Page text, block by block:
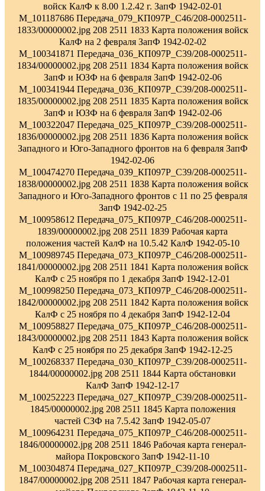
войск КалФ к 8.00 1.2.42 г. ЗапФ 1942-02-01
M_101187686 Передача_079_КП097Р_С46/208-0002511-
1833/00000002.jpg 208 2511 1833 Карта положения войск
КалФ на 2 февраля ЗапФ 1942-02-02
M_100341871 Передача_036_КП097Р_С39/208-0002511-
1834/00000002.jpg 208 2511 1834 Карта положения войск
ЗапФ и ЮЗФ на 6 февраля ЗапФ 1942-02-06
M_100341944 Передача_036_КП097Р_С39/208-0002511-
1835/00000002.jpg 208 2511 1835 Карта положения войск
ЗапФ и ЮЗФ на 6 февраля ЗапФ 1942-02-06
M_100322047 Передача_025_КП097Р_С39/208-0002511-
1836/00000002.jpg 208 2511 1836 Карта положения войск
Западного и Юго-Западного фронтов на 6 февраля ЗапФ
1942-02-06
M_100474270 Передача_039_КП097Р_С39/208-0002511-
1838/00000002.jpg 208 2511 1838 Карта положения войск
Западного и Юго-Западного фронтов с 11 по 25 февраля
ЗапФ 1942-02-25
M_100958612 Передача_075_КП097Р_С46/208-0002511-
1839/00000002.jpg 208 2511 1839 Рабочая карта
положения частей КалФ на 10.5.42 КалФ 1942-05-10
M_100989745 Передача_073_КП097Р_С46/208-0002511-
1841/00000002.jpg 208 2511 1841 Карта положения войск
КалФ с 25 ноября по 1 декабря ЗапФ 1942-12-01
M_100998250 Передача_073_КП097Р_С46/208-0002511-
1842/00000002.jpg 208 2511 1842 Карта положения войск
КалФ с 25 ноября по 4 декабря ЗапФ 1942-12-04
M_100958827 Передача_075_КП097Р_С46/208-0002511-
1843/00000002.jpg 208 2511 1843 Карта положения войск
КалФ с 25 ноября по 25 декабря ЗапФ 1942-12-25
M_100268337 Передача_030_КП097Р_С39/208-0002511-
1844/00000002.jpg 208 2511 1844 Карта обстановки
КалФ ЗапФ 1942-12-17
M_100252223 Передача_027_КП097Р_С39/208-0002511-
1845/00000002.jpg 208 2511 1845 Карта положения
частей СЗФ на 7.5.42 ЗапФ 1942-05-07
M_100964231 Передача_075_КП097Р_С46/208-0002511-
1846/00000002.jpg 208 2511 1846 Рабочая карта генерал-
майора Покровского ЗапФ 1942-11-10
M_100304874 Передача_027_КП097Р_С39/208-0002511-
1847/00000002.jpg 208 2511 1847 Рабочая карта генерал-